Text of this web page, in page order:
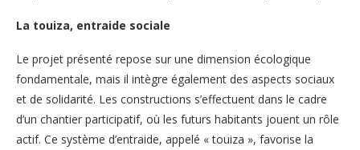
La touiza, entraide sociale
Le projet présenté repose sur une dimension écologique
fondamentale, mais il intègre également des aspects sociaux
et de solidarité. Les constructions s’effectuent dans le cadre
d’un chantier participatif, où les futurs habitants jouent un rôle
actif. Ce système d’entraide, appelé « touiza », favorise la